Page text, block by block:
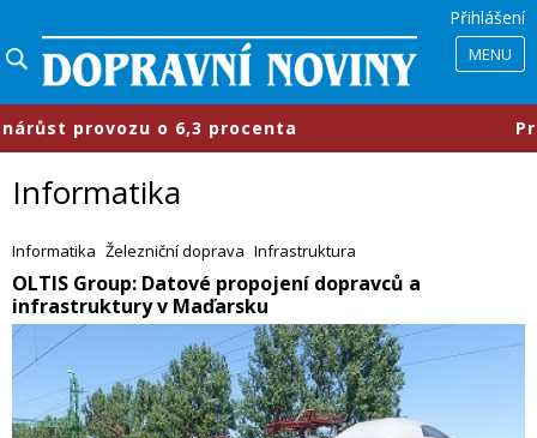
Přihlášení
MENU
procenta ​Průmyslové parky
Informatika
Informatika Železniční doprava Infrastruktura
​OLTIS Group: Datové propojení dopravců a
infrastruktury v Maďarsku